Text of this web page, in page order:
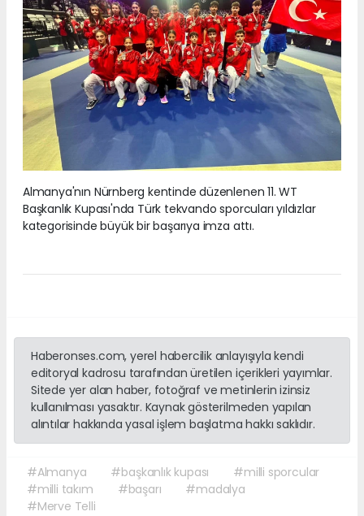
Almanya'nın Nürnberg kentinde düzenlenen 11. WT
Başkanlık Kupası'nda Türk tekvando sporcuları yıldızlar
kategorisinde büyük bir başarıya imza attı.
Haberonses.com, yerel habercilik anlayışıyla kendi
editoryal kadrosu tarafından üretilen içerikleri yayımlar.
Sitede yer alan haber, fotoğraf ve metinlerin izinsiz
kullanılması yasaktır. Kaynak gösterilmeden yapılan
alıntılar hakkında yasal işlem başlatma hakkı saklıdır.
#Almanya #başkanlık kupası
#milli sporcular
#milli takım
#başarı
#madalya
#Merve Telli